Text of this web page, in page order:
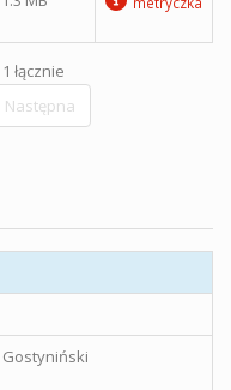
łącznie
Następna
Gostyniński